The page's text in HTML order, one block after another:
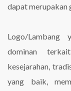
dapat merupakan
Logo/Lambang
dominan
kesejarahan,
yang baik,